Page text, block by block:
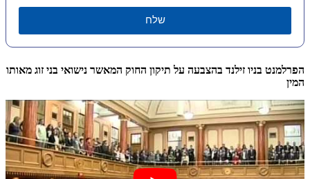
שלח
הפרלמנט בניו זילנד בהצבעה על תיקון החוק המאשר נישואי בני זוג מאותו
המין